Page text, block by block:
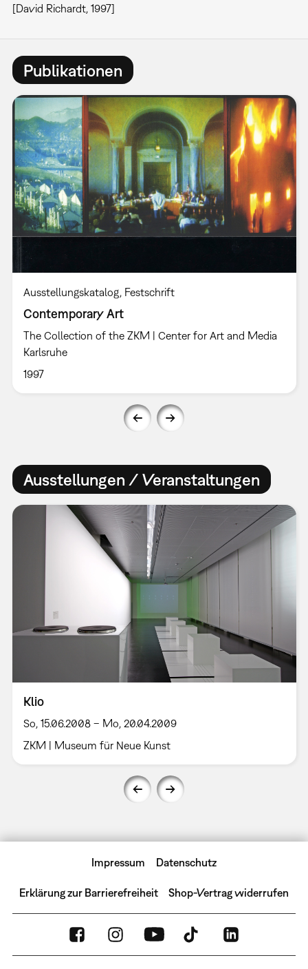
[David Richardt, 1997]
Publikationen
Ausstellungskatalog Festschrift
Contemporary Art
The Collection of the ZKM | Center for Art and Media
Karlsruhe
1997
Ausstellungen / Veranstaltungen
Klio
So, 15.06.2008 – Mo, 20.04.2009
ZKM | Museum für Neue Kunst
Impressum Datenschutz
Erklärung zur Barrierefreiheit Shop-Vertrag widerrufen